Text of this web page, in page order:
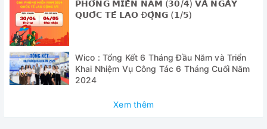
không sau quá trình tiệt trùng
✅ Được thiết kế chuyên dụng trong bệnh viện, trung tâm y
khoa, các phòng thí nghiệm, trong ngành công nghệ sinh
học, công nghệ thực phẩm, điện tử…
Thông số điều khiển
𝗣𝗛𝗢́𝗡𝗚 𝗠𝗜𝗘̂̀𝗡 𝗡𝗔𝗠 (𝟯𝟬/𝟰) 𝗩𝗔̀ 𝗡𝗚𝗔̀𝗬
𝗤𝗨𝗢̂́𝗖 𝗧𝗘̂́ 𝗟𝗔𝗢 Đ𝗢̣̂𝗡𝗚 (𝟭/𝟱)
Wico : Tổng Kết 6 Tháng Đầu Năm và Triển
Khai Nhiệm Vụ Công Tác 6 Tháng Cuối Năm
2024
Xem thêm